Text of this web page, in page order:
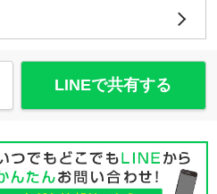
LINEで共有する